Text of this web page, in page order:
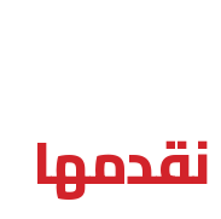
نقدمها